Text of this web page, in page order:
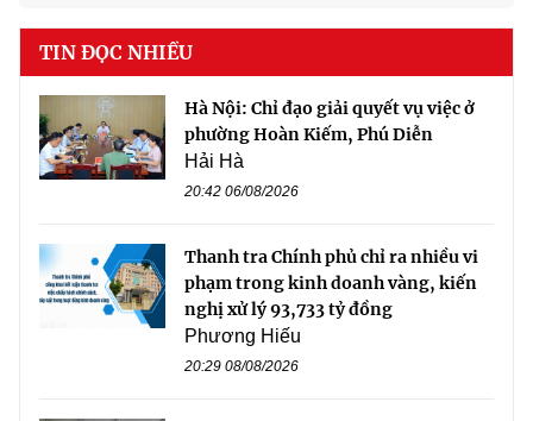
TIN ĐỌC NHIỀU
Hà Nội: Chỉ đạo giải quyết vụ việc ở
phường Hoàn Kiếm, Phú Diễn
Hải Hà
20:42 06/08/2026
Thanh tra Chính phủ chỉ ra nhiều vi
phạm trong kinh doanh vàng, kiến
nghị xử lý 93,733 tỷ đồng
Phương Hiếu
20:29 08/08/2026